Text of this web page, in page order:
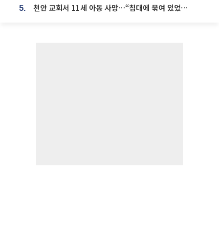
5. 천안 교회서 11세 아동 사망…“침대에 묶여 있었다” 진술 확보